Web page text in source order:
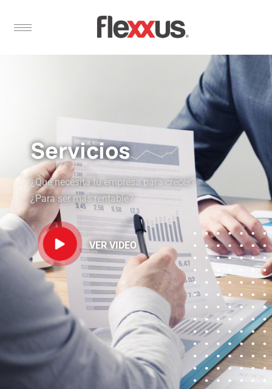
Servicios
¿Qué necesita tu empresa para crecer?
¿Para ser más rentable?
VER VIDEO